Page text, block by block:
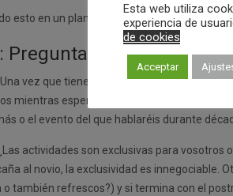
esto en un plan sin fisuras? Echa un
sobre el
vez que tienes la logística bajo control,
mientras esperáis el postre. Cuando pienses
o el evento del que hablaréis durante
actividades son exclusivas para
al novio, la exclusividad es innegociable.
también refrescos?) y si termina con el
Esta web utiliza
experiencia de
de cookies
Acceptar